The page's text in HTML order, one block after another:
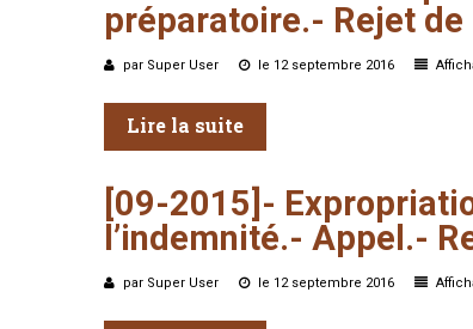
préparatoire.- Rejet de
par Super User le 12 septembre 2016
Lire la suite
[09-2015]-
l’indemnité.- Appel.-
par Super User le 12 septembre 2016